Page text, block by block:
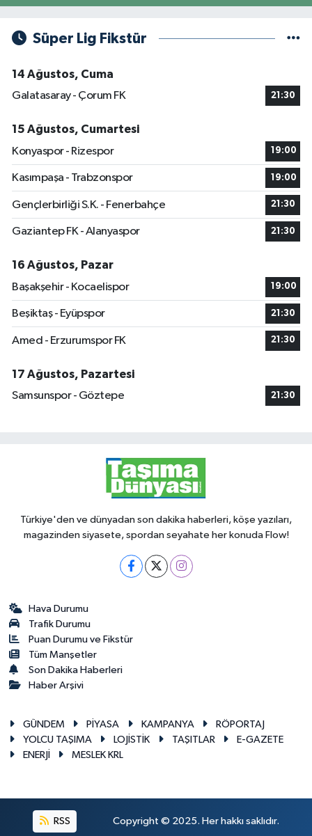
Süper Lig Fikstür
14 Ağustos, Cuma
Galatasaray - Çorum FK
21:30
15 Ağustos, Cumartesi
Konyaspor - Rizespor
19:00
Kasımpaşa - Trabzonspor 19:00
Gençlerbirliği S.K. - Fenerbahçe 21:30
Gaziantep FK - Alanyaspor 21:30
16 Ağustos, Pazar
Başakşehir - Kocaelispor
19:00
Beşiktaş - Eyüpspor 21:30
Amed - Erzurumspor FK 21:30
17 Ağustos, Pazartesi
Samsunspor - Göztepe
21:30
Türkiye'den ve dünyadan son dakika haberleri, köşe yazıları,
magazinden siyasete, spordan seyahate her konuda Flow!
Hava Durumu
Trafik Durumu
Puan Durumu ve Fikstür
Tüm Manşetler
Son Dakika Haberleri
Haber Arşivi
GÜNDEM PİYASA KAMPANYA
RÖPORTAJ
YOLCU TAŞIMA
LOJİSTİK TAŞITLAR
E-GAZETE
ENERJİ
MESLEK KRL
RSS Copyright © 2025. Her hakkı saklıdır.